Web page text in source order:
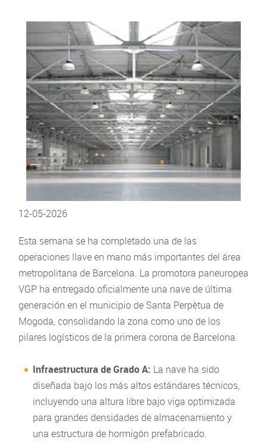
12-05-2026
Esta semana se ha completado una de las
operaciones llave en mano más importantes del área
metropolitana de Barcelona. La promotora paneuropea
VGP ha entregado oficialmente una nave de última
generación en el municipio de Santa Perpètua de
Mogoda, consolidando la zona como uno de los
pilares logísticos de la primera corona de Barcelona.
Infraestructura de Grado A: La nave ha sido
diseñada bajo los más altos estándares técnicos,
incluyendo una altura libre bajo viga optimizada
para grandes densidades de almacenamiento y
una estructura de hormigón prefabricado.